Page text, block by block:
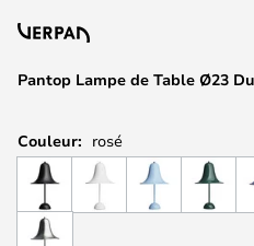
the
gallery
Pantop Lampe de Table Ø23
Couleur: rosé